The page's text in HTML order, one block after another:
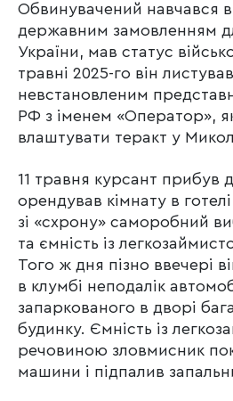
Обвинувачений навчався в
державним замовленням
України, мав статус
травні 2025-го він
невстановленим
РФ з іменем «Оператор»,
влаштувати теракт у
11 травня курсант прибув
орендував кімнату в
зі «схрону» саморобний
та ємність із
Того ж дня пізно ввечері
в клумбі неподалік
запаркованого в дворі
будинку. Ємність із
речовиною зловмисник
машини і підпалив